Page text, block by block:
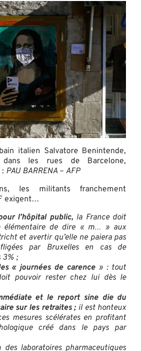
italien Salvatore Benintende,
les rues de Barcelone,
PAU BARRENA – AFP
les militants franchement
exigent…
l’hôpital public,la France doit
élémentaire de dire « m… » aux
et avertir qu’elle ne paiera pas
par Bruxelles en cas de
3% ;
« journées de carence» : tout
pouvoir rester chez lui dès le
et le report sine die du
sur les retraites ; il est honteux
mesures scélérates en profitant
créé dans le pays par
des laboratoires pharmaceutiques